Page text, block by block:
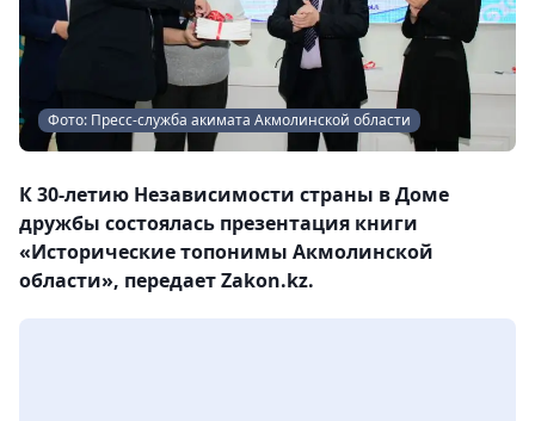
Фото: Пресс-служба акимата Акмолинской области
К 30-летию Независимости страны в Доме
дружбы состоялась презентация книги
«Исторические топонимы Акмолинской
области», передает Zakon.kz.